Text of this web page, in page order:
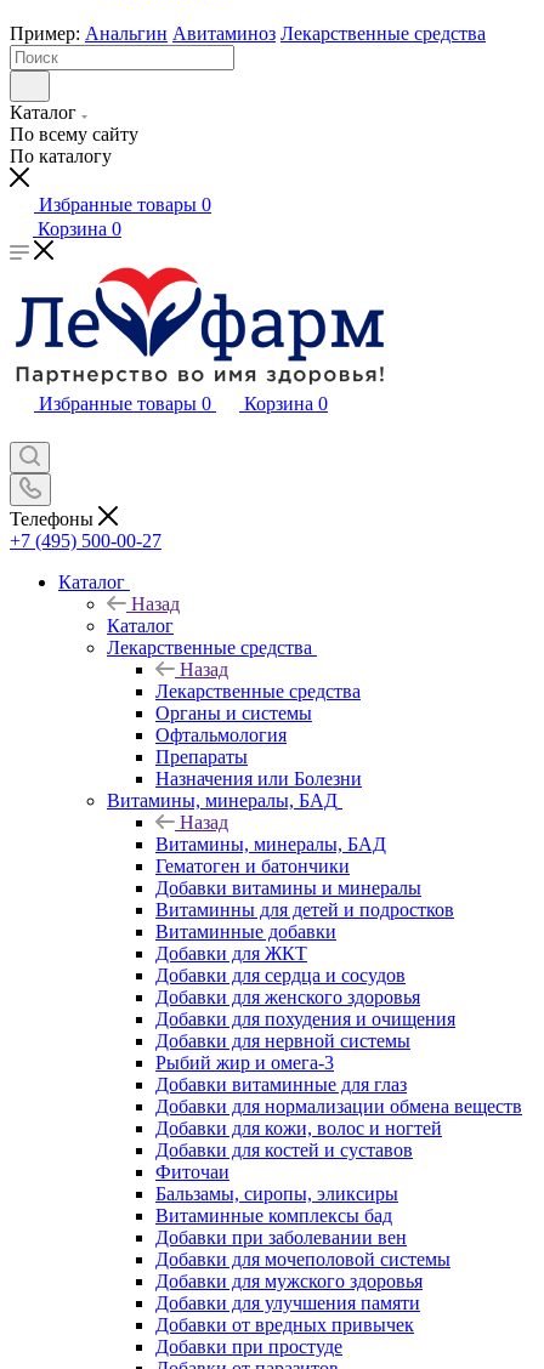
Пример: Анальгин Авитаминоз Лекарственные средства
Каталог
По всему сайту
По каталогу
Избранные товары 0
Корзина 0
Избранные товары 0 Корзина 0
Телефоны
+7 (495) 500-00-27
Каталог
Назад
Каталог
Лекарственные средства
Назад
Лекарственные средства
Органы и системы
Офтальмология
Препараты
Назначения или Болезни
Витамины, минералы, БАД
Назад
Витамины, минералы, БАД
Гематоген и батончики
Добавки витамины и минералы
Витаминны для детей и подростков
Витаминные добавки
Добавки для ЖКТ
Добавки для сердца и сосудов
Добавки для женского здоровья
Добавки для похудения и очищения
Добавки для нервной системы
Рыбий жир и омега-3
Добавки витаминные для глаз
Добавки для нормализации обмена веществ
Добавки для кожи, волос и ногтей
Добавки для костей и суставов
Фиточаи
Бальзамы, сиропы, эликсиры
Витаминные комплексы бад
Добавки при заболевании вен
Добавки для мочеполовой системы
Добавки для мужского здоровья
Добавки для улучшения памяти
Добавки от вредных привычек
Добавки при простуде